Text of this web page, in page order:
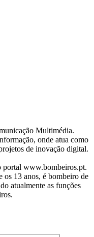
Multimédia.
onde atua como
de inovação digital.
portal www.bombeiros.pt.
os 13 anos, é bombeiro de
atualmente as funções